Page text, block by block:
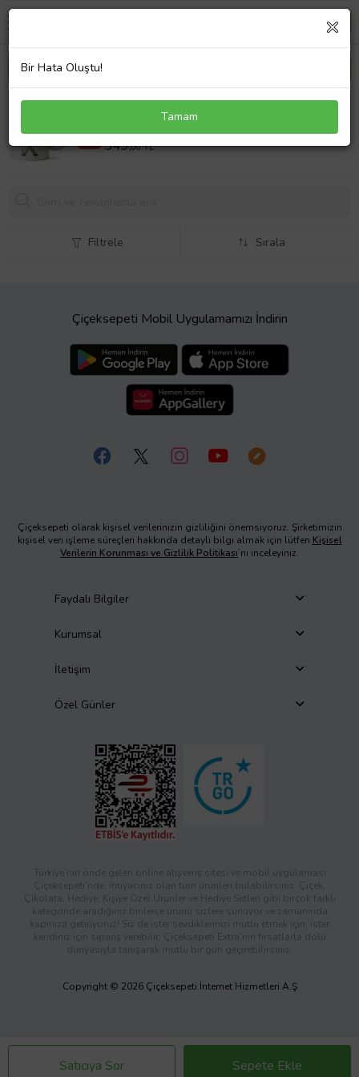
Ayıcık Baskılı Porselen Kupa Bardak
%13 399,00 TL
349,00 TL
Satıcıya Sor Sepete Ekle
Filtrele Sırala
Çiçeksepeti Mobil Uygulamamızı İndirin
Çiçeksepeti olarak kişisel verilerinizin gizliliğini önemsiyoruz. Şirketimizin
kişisel veri işleme süreçleri hakkında detaylı bilgi almak için lütfen Kişisel
Verilerin Korunması ve Gizlilik Politikası’nı inceleyiniz.
Faydalı Bilgiler
Kurumsal
İletişim
Özel Günler
Türkiye’nin önde gelen online alışveriş sitesi ve mobil uygulaması
Çiçeksepeti’nde, ihtiyacınız olan tüm ürünleri bulabilirsiniz. Çiçek,
Çikolata, Hediye, Kişiye Özel Ürünler ve Hediye Setleri gibi birçok farklı
kategoride aradığınız binlerce ürünü sizlere sunuyor ve zamanında
kapınıza getiriyoruz! Siz de ister sevdiklerinizi mutlu etmek için, ister
kendiniz için sipariş verebilir; Çiçeksepeti Extra’nın fırsatlarla dolu
dünyasıyla tanışarak mutlu bir gün geçirebilirsiniz.
Copyright © 2026 Çiçeksepeti İnternet Hizmetleri A.Ş
Bir Hata Oluştu!
Tamam